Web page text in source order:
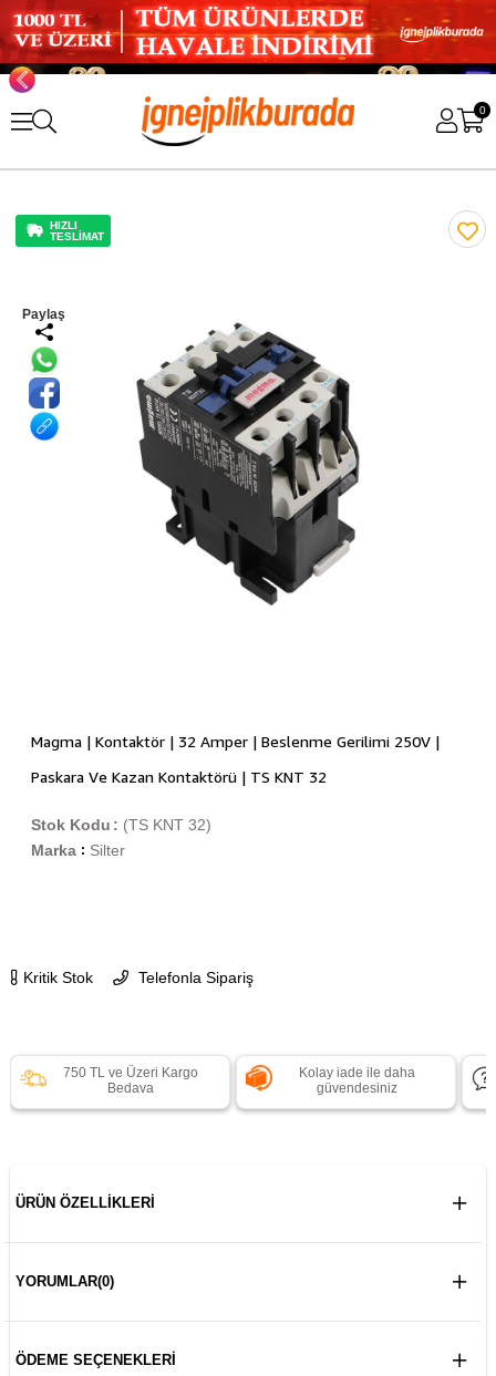
0
HIZLI
TESLİMAT
Paylaş
Magma | Kontaktör | 32 Amper | Beslenme Gerilimi 250V |
Paskara Ve Kazan Kontaktörü | TS KNT 32
(TS KNT 32)
Stok Kodu
Marka : Silter
Kritik Stok Telefonla Sipariş
750 TL ve Üzeri Kargo
Bedava
Kolay iade ile daha
güvendesiniz
ÜRÜN ÖZELLIKLERI
YORUMLAR(0)
ÖDEME SEÇENEKLERI